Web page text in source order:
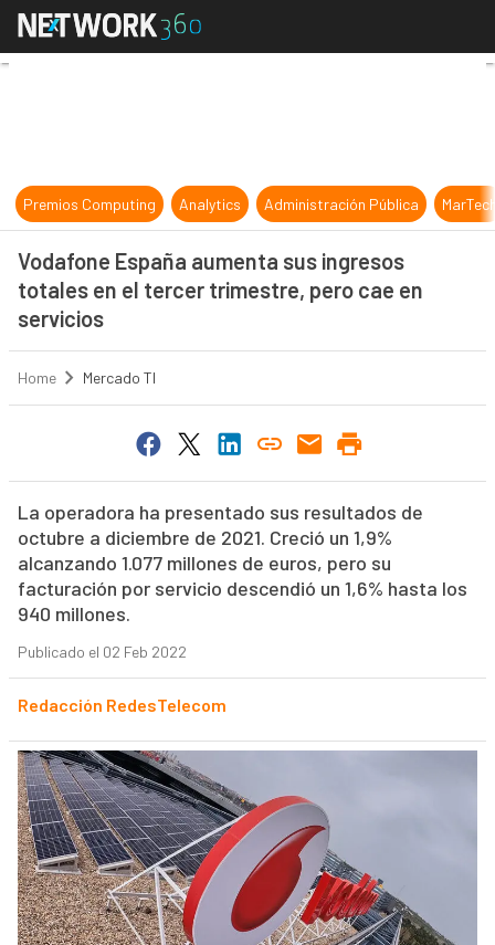
Vodafone España aumenta sus
Premios Computing Analytics Administración Pública
Vodafone España aumenta sus ingresos
totales en el tercer trimestre, pero cae en
servicios
Home Mercado TI
La operadora ha presentado sus resultados de
octubre a diciembre de 2021. Creció un 1,9%
alcanzando 1.077 millones de euros, pero su
facturación por servicio descendió un 1,6% hasta los
940 millones.
Publicado el 02 Feb 2022
Redacción RedesTelecom